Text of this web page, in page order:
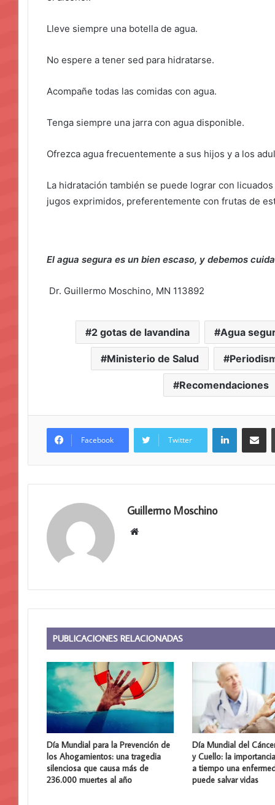
Lleve siempre una botella de agua.
No espere a tener sed para hidratarse.
Acompañe todas las comidas con agua.
Tenga siempre una jarra con agua disponible.
Ofrezca agua frecuentemente a sus hijos y a los
La hidratación también se puede lograr con
jugos exprimidos, preferentemente con frutas de
El agua segura es un bien escaso, y debemos
Dr. Guillermo Moschino, MN 113892
2 gotas de lavandina Agua
Ministerio de Salud
Recomendaciones
Facebook Twitter
LinkedIn
Guillermo Moschino
Sitio
PUBLICACIONES RELACIONADAS
Día Mundial para la Prevención de
los Ahogamientos: una tragedia
silenciosa que causa más de
236.000 muertes al año
Día Mundial del
y Cuello: la
a tiempo una
puede salvar vidas